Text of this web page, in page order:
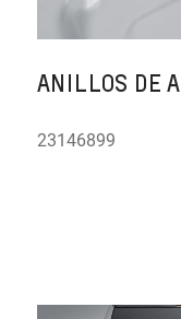
ANILLOS DE
23146899